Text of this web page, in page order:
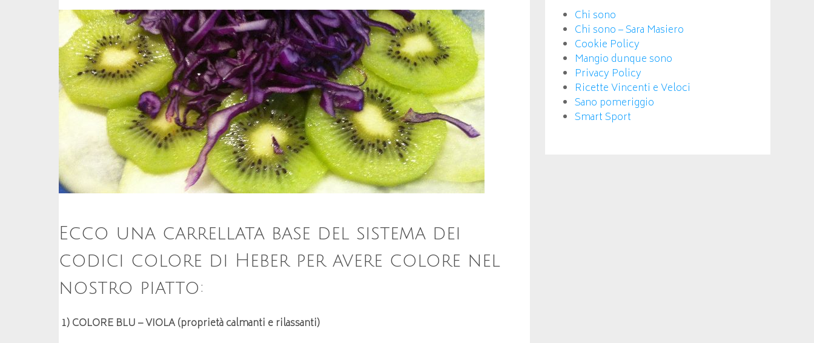
Ecco una carrellata base del sistema dei
codici colore di Heber per avere colore nel
nostro piatto:
1) COLORE BLU – VIOLA (proprietà calmanti e rilassanti)
Chi sono
Chi sono – Sara Masiero
Cookie Policy
Mangio dunque sono
Privacy Policy
Ricette Vincenti e Veloci
Sano pomeriggio
Smart Sport